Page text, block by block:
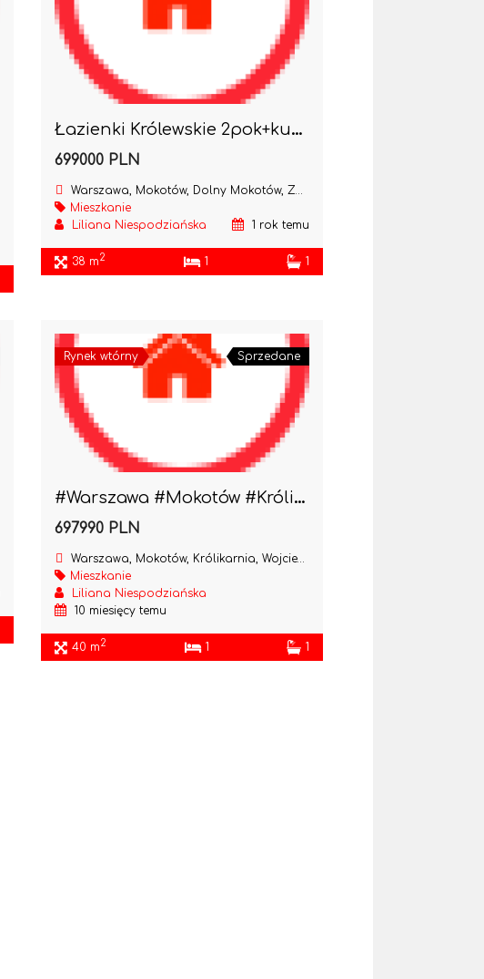
Łazienki Królewskie 2pok+kuchnia-chcesz to mieć 🙂
699000 PLN
Warszawa, Mokotów, Dolny Mokotów, Zbierska
Mieszkanie
Liliana Niespodziańska
1 rok temu
38 m2 1 1
Rynek wtórny Sprzedane
#Warszawa #Mokotów #Królikarnia 2pok do wejścia
697990 PLN
Warszawa, Mokotów, Królikarnia, Wojciecha Żywnego
Mieszkanie
Liliana Niespodziańska
10 miesięcy temu
40 m2 1 1